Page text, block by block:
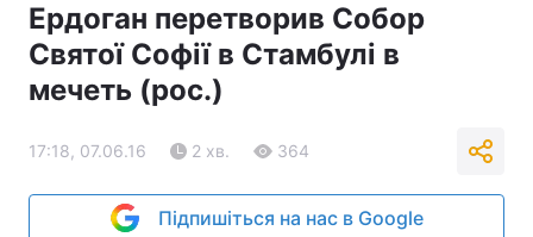
Ердоган перетворив Собор
Святої Софії в Стамбулі в
мечеть (рос.)
17:18, 07.06.16 2 хв. 364
Підпишіться на нас в Google